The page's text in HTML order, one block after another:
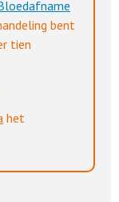
bent
tien
het